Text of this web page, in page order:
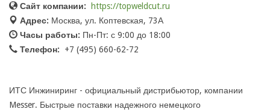
Сайт компании:
https://topweldcut.ru
Адрес: Москва, ул. Коптевская, 73А
Часы работы: Пн-Пт: с 9:00 до 18:00
Телефон:
+7 (495) 660-62-72
ИТС Инжиниринг - официальный дистрибьютор, компании
Messer. Быстрые поставки надежного немецкого